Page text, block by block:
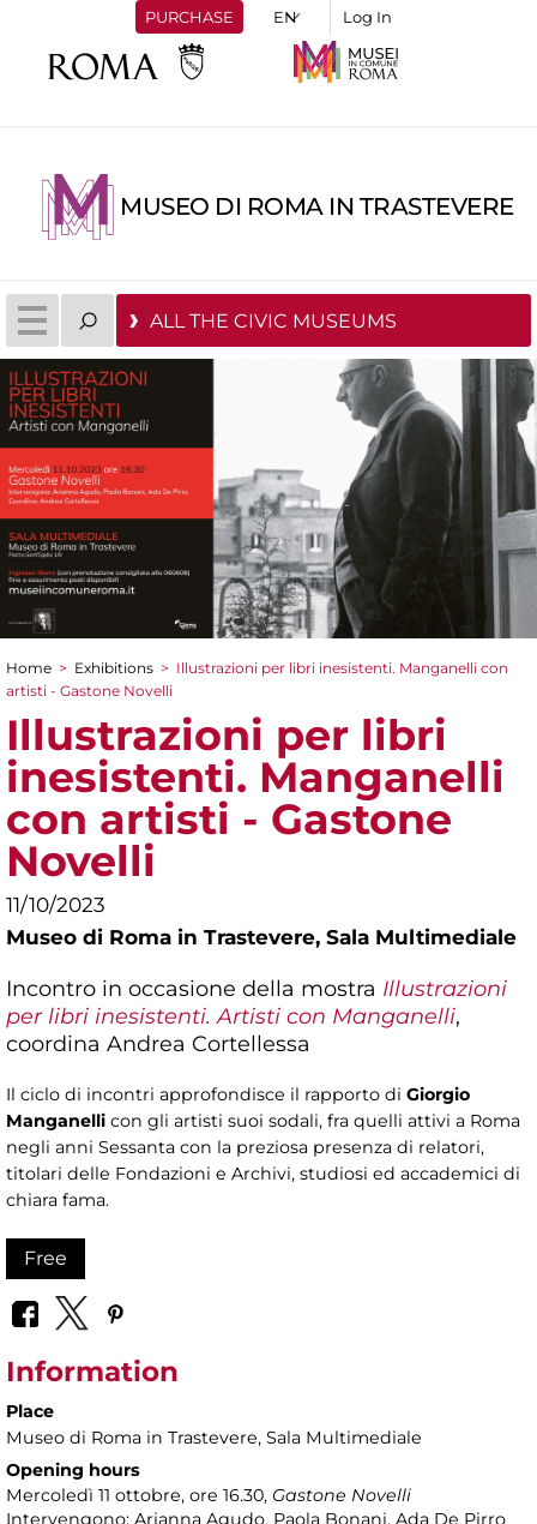
PURCHASE Log In
MUSEO DI ROMA IN TRASTEVERE
ALL THE CIVIC MUSEUMS
You are here
Home > Exhibitions > Illustrazioni per libri inesistenti. Manganelli con
artisti - Gastone Novelli
Illustrazioni per libri
inesistenti. Manganelli
con artisti - Gastone
Novelli
11/10/2023
Museo di Roma in Trastevere, Sala Multimediale
Incontro in occasione della mostra Illustrazioni
per libri inesistenti. Artisti con Manganelli,
coordina Andrea Cortellessa
Il ciclo di incontri approfondisce il rapporto di Giorgio
Manganelli con gli artisti suoi sodali, fra quelli attivi a Roma
negli anni Sessanta con la preziosa presenza di relatori,
titolari delle Fondazioni e Archivi, studiosi ed accademici di
chiara fama.
Free
Information
Place
Museo di Roma in Trastevere, Sala Multimediale
Opening hours
Mercoledì 11 ottobre, ore 16.30, Gastone Novelli
Intervengono: Arianna Agudo, Paola Bonani, Ada De Pirro